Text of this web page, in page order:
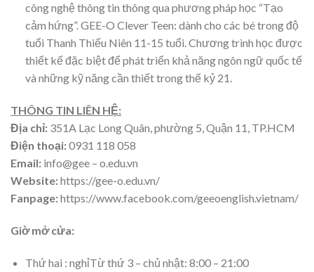
công nghệ thông tin thông qua phương pháp học “Tạo
cảm hứng”. GEE-O Clever Teen: dành cho các bé trong độ
tuổi Thanh Thiếu Niên 11-15 tuổi. Chương trình học được
thiết kế đặc biệt để phát triển khả năng ngôn ngữ quốc tế
và những kỹ năng cần thiết trong thế kỷ 21.
THÔNG TIN LIÊN HỆ:
Địa chỉ: 351A Lạc Long Quân, phường 5, Quận 11, TP.HCM
Điện thoại:0931 118 058
Email: info@gee – o.edu.vn
Website:https://gee-o.edu.vn/
Fanpage:https://www.facebook.com/geeoenglish.vietnam/
Giờ mở cửa:
Thứ hai : nghỉTừ thứ 3 – chủ nhật: 8:00 – 21:00